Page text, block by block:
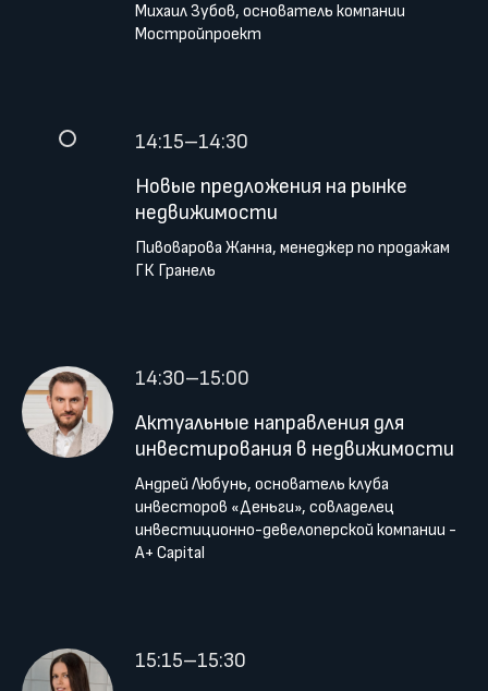
Михаил Зубов, основатель компании
Мостройпроект
14:15–14:30
Новые предложения на рынке
недвижимости
Пивоварова Жанна, менеджер по продажам
ГК Гранель
14:30–15:00
Актуальные направления для
инвестирования в недвижимости
Андрей Любунь, основатель клуба
инвесторов «Деньги», совладелец
инвестиционно-девелоперской компании -
A+ Capital
15:15–15:30